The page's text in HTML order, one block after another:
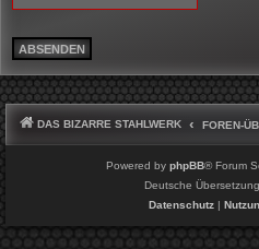
DAS BIZARRE STAHLWERK FOREN-
Powered by phpBB® Forum
Deutsche
Datenschutz|